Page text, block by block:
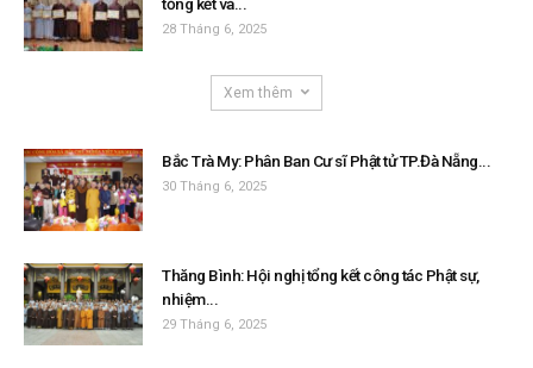
28 Tháng 6, 2025
Xem thêm
Bắc Trà My: Phân Ban Cư sĩ Phật tử TP.Đà Nẵng...
30 Tháng 6, 2025
Thăng Bình: Hội nghị tổng kết công tác Phật sự,
nhiệm...
29 Tháng 6, 2025